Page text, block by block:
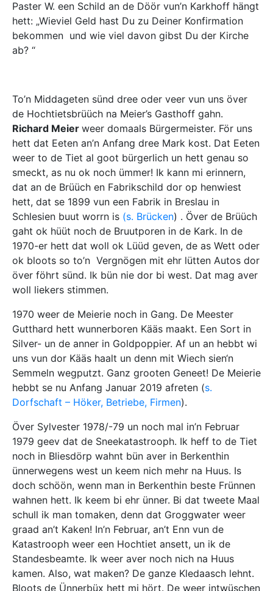
Paster W. een Schild an de Döör vun’n Karkhoff hängt
hett: „Wieviel Geld hast Du zu Deiner Konfirmation
bekommen und wie viel davon gibst Du der Kirche
ab? “
To’n Middageten sünd dree oder veer vun uns över
de Hochtietsbrüüch na Meier’s Gasthoff gahn.
Richard Meier weer domaals Bürgermeister. För uns
hett dat Eeten an’n Anfang dree Mark kost. Dat Eeten
weer to de Tiet al goot bürgerlich un hett genau so
smeckt, as nu ok noch ümmer! Ik kann mi erinnern,
dat an de Brüüch en Fabrikschild dor op henwiest
hett, dat se 1899 vun een Fabrik in Breslau in
Schlesien buut worrn is (s. Brücken) . Över de Brüüch
gaht ok hüüt noch de Bruutporen in de Kark. In de
1970-er hett dat woll ok Lüüd geven, de as Wett oder
ok bloots so to’n Vergnögen mit ehr lütten Autos dor
över föhrt sünd. Ik bün nie dor bi west. Dat mag aver
woll liekers stimmen.
1970 weer de Meierie noch in Gang. De Meester
Gutthard hett wunnerboren Kääs maakt. Een Sort in
Silver- un de anner in Goldpoppier. Af un an hebbt wi
uns vun dor Kääs haalt un denn mit Wiech sien‘n
Semmeln wegputzt. Ganz grooten Geneet! De Meierie
hebbt se nu Anfang Januar 2019 afreten (s.
Dorfschaft – Höker, Betriebe, Firmen).
Över Sylvester 1978/-79 un noch mal in’n Februar
1979 geev dat de Sneekatastrooph. Ik heff to de Tiet
noch in Bliesdörp wahnt bün aver in Berkenthin
ünnerwegens west un keem nich mehr na Huus. Is
doch schöön, wenn man in Berkenthin beste Frünnen
wahnen hett. Ik keem bi ehr ünner. Bi dat tweete Maal
schull ik man tomaken, denn dat Groggwater weer
graad an’t Kaken! In’n Februar, an’t Enn vun de
Katastrooph weer een Hochtiet ansett, un ik de
Standesbeamte. Ik weer aver noch nich na Huus
kamen. Also, wat maken? De ganze Kledaasch lehnt.
Bloots de Ünnerbüx hett mi hört. De weer intwüschen